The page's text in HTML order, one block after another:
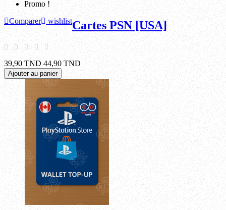
Promo !
Comparer
wishlistCartes PSN [USA]
39,90 TND 44,90 TND
Ajouter au panier